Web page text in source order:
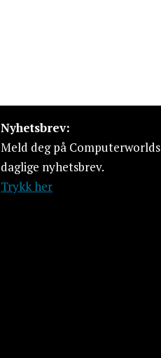
Nyhetsbrev:
Meld deg på Computerworlds
daglige nyhetsbrev.
Trykk her